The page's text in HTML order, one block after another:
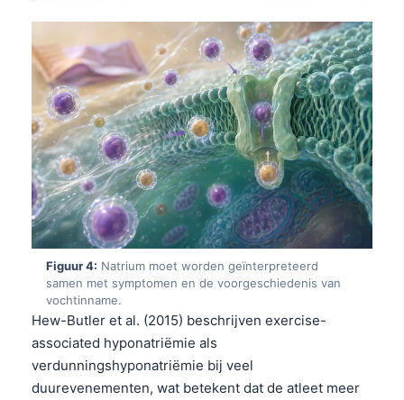
Figuur 4: Natrium moet worden geïnterpreteerd
samen met symptomen en de voorgeschiedenis van
vochtinname.
Hew-Butler et al. (2015) beschrijven exercise-
associated hyponatriëmie als
verdunningshyponatriëmie bij veel
duurevenementen, wat betekent dat de atleet meer